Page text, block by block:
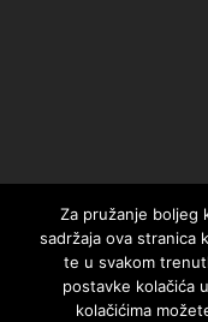
Za pružanje boljeg
sadržaja ova stranica
te u svakom
postavke kolačića
kolačićima